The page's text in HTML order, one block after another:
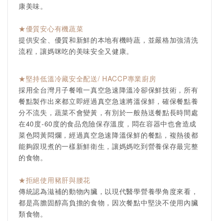
康美味。
★優質安心有機蔬菜
提供安全、優質和新鮮的本地有機時蔬，並嚴格加強清洗
流程，讓媽咪吃的美味安全又健康。
★堅持低溫冷藏安全配送/ HACCP專業廚房
採用全台灣月子餐唯一真空急速降溫冷卻保鮮技術，所有
餐點製作出來都立即經過真空急速將溫保鮮，確保餐點養
分不流失，蔬菜不會變黃，有別於一般熱送餐點長時間處
在40度-60度的食品危險保存溫度，悶在容器中也會造成
菜色悶黃悶爛，經過真空急速降溫保鮮的餐點，複熱後都
能夠跟現煮的一樣新鮮衛生，讓媽媽吃到營養保存最完整
的食物。
★拒絕使用豬肝與腰花
傳統認為滋補的動物內臟，以現代醫學營養學角度來看，
都是高膽固醇高負擔的食物，因次餐點中堅決不使用內臟
類食物。